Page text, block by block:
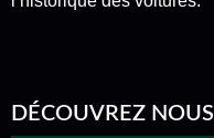
DÉCOUVREZ NOUS